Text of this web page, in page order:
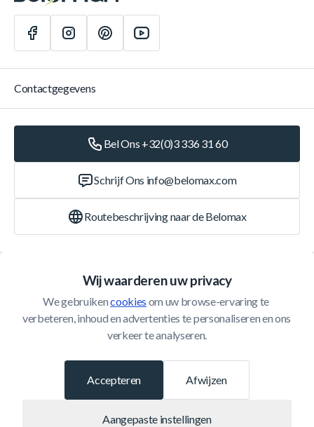
Wij waarderen uw privacy
We gebruiken cookies om uw browse-ervaring te
verbeteren, inhoud en advertenties te personaliseren en ons
verkeer te analyseren.
Afwijzen
Aangepaste instellingen
Accepteren
Klantenservice
Contactgegevens
Bel Ons +32(0)3 336 31 60
Schrijf Ons info@belomax.com
Routebeschrijving naar de Belomax